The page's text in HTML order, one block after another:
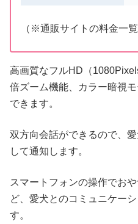
（※通販サイトの料金一覧
高画質なフルHD（
倍ズーム機能、カラー暗視
できます。
双方向会話ができるので、
して通知します。
スマートフォンの操作でお
ど、愛犬とのコミュニケー
す。